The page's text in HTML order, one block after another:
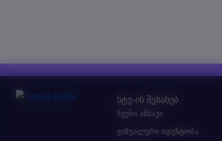
სტუ-ის შესახებ
ჩვენი ამბავი
ვიზუალური იდენტობა